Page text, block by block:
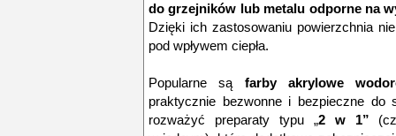
do grzejników lub metalu odporne na
Dzięki ich zastosowaniu powierzchnia
pod wpływem ciepła.
Popularne są farby akrylowe
praktycznie bezwonne i bezpieczne do
rozważyć preparaty typu „2 w 1”